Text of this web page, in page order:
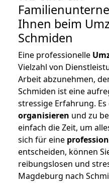
Ihnen beim
Schmiden
Eine professionelle
Vielzahl von
Arbeit abzunehmen,
Schmiden ist eine
stressige Erfahrung.
organisieren und zu
einfach die Zeit, um
sich für eine
entscheiden, können
reibungslosen und
Magdeburg nach